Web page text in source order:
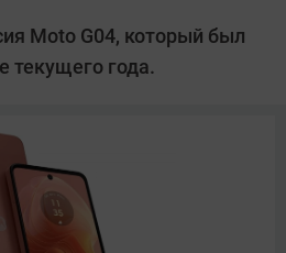
Moto G04, который был
текущего года.